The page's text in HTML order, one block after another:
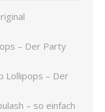
– Der Party
Lollipops – Der
– so einfach